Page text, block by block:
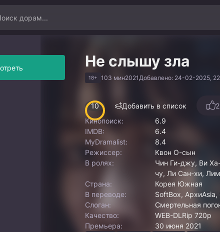
Не слышу зла
18+ 103 мин2021 Добавлено: 24-02-2025,
10 Добавить в список 2
Кинопоиск:
6.9
IMDB:
6.4
MyDramalist:
8.4
Режиссер:
Квон О-сын
В ролях:
Чин Ги-джу, Ви
чу, Ли Сан-хи,
Страна:
Корея Южная
В переводе:
SoftBox,
Слоган:
Смертельная
Качество:
WEB-DLRip 720p
Премьера:
30 июня 2021